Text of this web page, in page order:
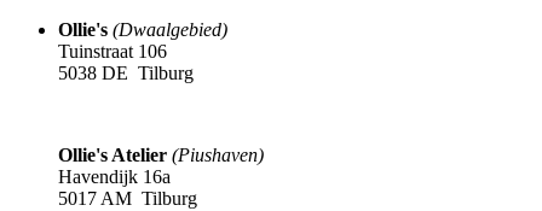
Ollie's (Dwaalgebied)
Tuinstraat 106
5038 DE Tilburg
Ollie's Atelier (Piushaven)
Havendijk 16a
5017 AM Tilburg